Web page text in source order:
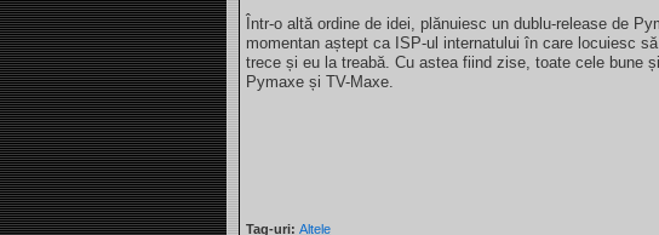
Într-o altă ordine de idei, plănuiesc un dublu-release de
momentan aștept ca ISP-ul internatului în care locuiesc
trece și eu la treabă. Cu astea fiind zise, toate cele bune
Pymaxe și TV-Maxe.
Tag-uri:Altele